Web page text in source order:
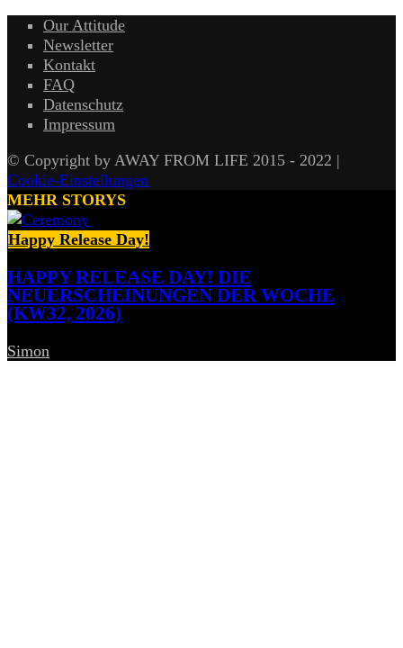
Our Attitude
Newsletter
Kontakt
FAQ
Datenschutz
Impressum
© Copyright by AWAY FROM LIFE 2015 - 2022 |
Cookie-Einstellungen
MEHR STORYS
Happy Release Day!
HAPPY RELEASE DAY! DIE
NEUERSCHEINUNGEN DER WOCHE
(KW32, 2026)
Simon